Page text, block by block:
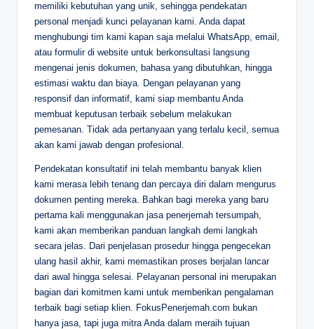
memiliki kebutuhan yang unik, sehingga pendekatan
personal menjadi kunci pelayanan kami. Anda dapat
menghubungi tim kami kapan saja melalui WhatsApp, email,
atau formulir di website untuk berkonsultasi langsung
mengenai jenis dokumen, bahasa yang dibutuhkan, hingga
estimasi waktu dan biaya. Dengan pelayanan yang
responsif dan informatif, kami siap membantu Anda
membuat keputusan terbaik sebelum melakukan
pemesanan. Tidak ada pertanyaan yang terlalu kecil, semua
akan kami jawab dengan profesional.
Pendekatan konsultatif ini telah membantu banyak klien
kami merasa lebih tenang dan percaya diri dalam mengurus
dokumen penting mereka. Bahkan bagi mereka yang baru
pertama kali menggunakan jasa penerjemah tersumpah,
kami akan memberikan panduan langkah demi langkah
secara jelas. Dari penjelasan prosedur hingga pengecekan
ulang hasil akhir, kami memastikan proses berjalan lancar
dari awal hingga selesai. Pelayanan personal ini merupakan
bagian dari komitmen kami untuk memberikan pengalaman
terbaik bagi setiap klien. FokusPenerjemah.com bukan
hanya jasa, tapi juga mitra Anda dalam meraih tujuan